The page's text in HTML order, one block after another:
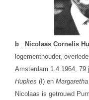
b : Nicolaas Cornelis
logementhouder,
Amsterdam 1.4.1964, 79
Hupkes (I) en
Nicolaas is getrouwd